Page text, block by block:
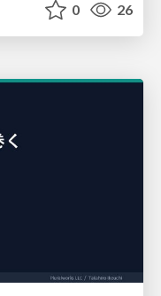
0 26